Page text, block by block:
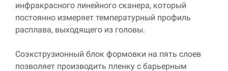
инфракрасного линейного сканера, который
постоянно измеряет температурный профиль
расплава, выходящего из головы.
Соэкструзионный блок формовки на пять слоев
позволяет производить пленку с барьерным